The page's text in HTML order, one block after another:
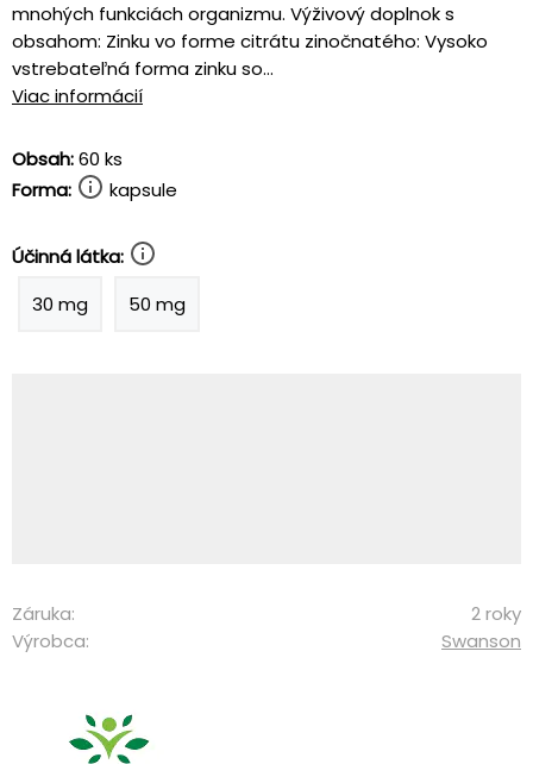
mnohých funkciách organizmu. Výživový doplnok s
obsahom: Zinku vo forme citrátu zinočnatého: Vysoko
vstrebateľná forma zinku so...
Viac informácií
Obsah:60 ks
Forma:
kapsule
Účinná látka:
30 mg
50 mg
Záruka:
2 roky
Výrobca:
Swanson